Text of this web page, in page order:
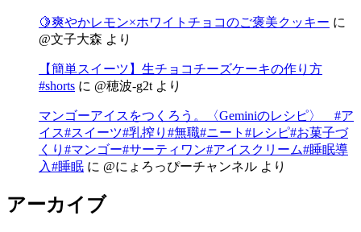
🍋爽やかレモン×ホワイトチョコのご褒美クッキー に
@文子大森 より
【簡単スイーツ】生チョコチーズケーキの作り方
#shorts に @穂波-g2t より
マンゴーアイスをつくろう。〈Geminiのレシピ〉 #ア
イス#スイーツ#乳搾り#無職#ニート#レシピ#お菓子づ
くり#マンゴー#サーティワン#アイスクリーム#睡眠導
入#睡眠 に @にょろっぴーチャンネル より
アーカイブ